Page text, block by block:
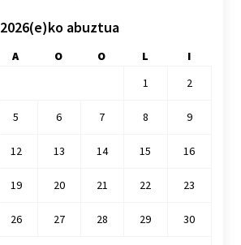
2026(e)ko abuztua
A O O L
I
1
2
5 6 7 8 9
12 13 14 15 16
19 20 21 22 23
26 27 28 29 30